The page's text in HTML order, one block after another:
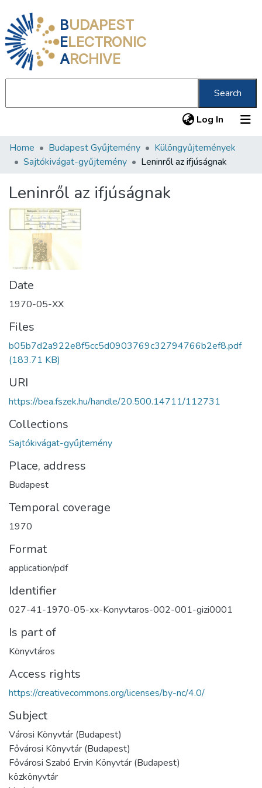
BUDAPEST
ELECTRONIC
ARCHIVE
Search
Log In (current)
Communities & Collections
Statistics
About us
Home Budapest Gyűjtemény
Különgyűjtemények
Sajtókivágat-gyűjtemény
Leninről az ifjúságnak
Leninről az ifjúságnak
Date
1970-05-XX
Files
b05b7d2a922e8f5cc5d0903769c32794766b2ef8.pdf
(183.71 KB)
URI
https://bea.fszek.hu/handle/20.500.14711/112731
Collections
Sajtókivágat-gyűjtemény
Place, address
Budapest
Temporal coverage
1970
Format
application/pdf
Identifier
027-41-1970-05-xx-Konyvtaros-002-001-gizi0001
Is part of
Könyvtáros
Access rights
https://creativecommons.org/licenses/by-nc/4.0/
Subject
Városi Könyvtár (Budapest)
Fővárosi Könyvtár (Budapest)
Fővárosi Szabó Ervin Könyvtár (Budapest)
közkönyvtár